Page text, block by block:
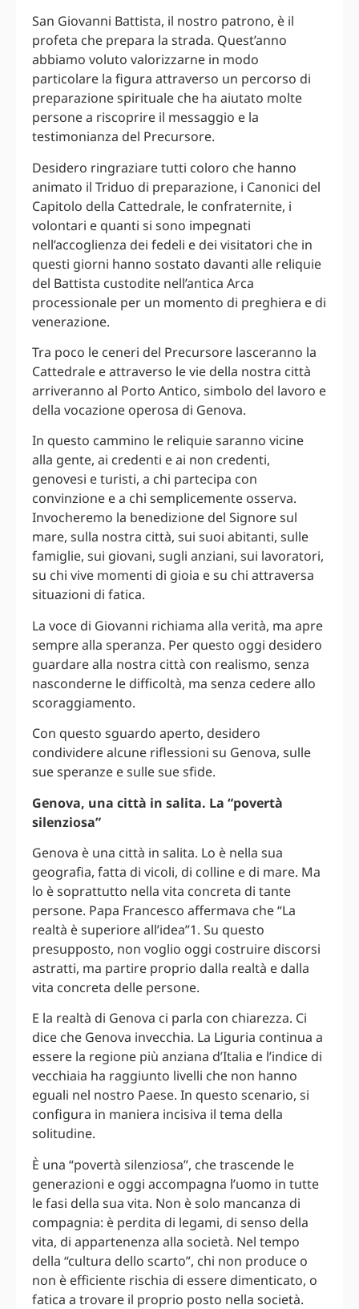
San Giovanni Battista, il nostro patrono, è il
profeta che prepara la strada. Quest’anno
abbiamo voluto valorizzarne in modo
particolare la figura attraverso un percorso di
preparazione spirituale che ha aiutato molte
persone a riscoprire il messaggio e la
testimonianza del Precursore.
Desidero ringraziare tutti coloro che hanno
animato il Triduo di preparazione, i Canonici del
Capitolo della Cattedrale, le confraternite, i
volontari e quanti si sono impegnati
nell’accoglienza dei fedeli e dei visitatori che in
questi giorni hanno sostato davanti alle reliquie
del Battista custodite nell’antica Arca
processionale per un momento di preghiera e di
venerazione.
Tra poco le ceneri del Precursore lasceranno la
Cattedrale e attraverso le vie della nostra città
arriveranno al Porto Antico, simbolo del lavoro e
della vocazione operosa di Genova.
In questo cammino le reliquie saranno vicine
alla gente, ai credenti e ai non credenti,
genovesi e turisti, a chi partecipa con
convinzione e a chi semplicemente osserva.
Invocheremo la benedizione del Signore sul
mare, sulla nostra città, sui suoi abitanti, sulle
famiglie, sui giovani, sugli anziani, sui lavoratori,
su chi vive momenti di gioia e su chi attraversa
situazioni di fatica.
La voce di Giovanni richiama alla verità, ma apre
sempre alla speranza. Per questo oggi desidero
guardare alla nostra città con realismo, senza
nasconderne le difficoltà, ma senza cedere allo
scoraggiamento.
Con questo sguardo aperto, desidero
condividere alcune riflessioni su Genova, sulle
sue speranze e sulle sue sfide.
Genova, una città in salita. La “povertà
silenziosa”
Genova è una città in salita. Lo è nella sua
geografia, fatta di vicoli, di colline e di mare. Ma
lo è soprattutto nella vita concreta di tante
persone. Papa Francesco affermava che “La
realtà è superiore all’idea”1. Su questo
presupposto, non voglio oggi costruire discorsi
astratti, ma partire proprio dalla realtà e dalla
vita concreta delle persone.
E la realtà di Genova ci parla con chiarezza. Ci
dice che Genova invecchia. La Liguria continua a
essere la regione più anziana d’Italia e l’indice di
vecchiaia ha raggiunto livelli che non hanno
eguali nel nostro Paese. In questo scenario, si
configura in maniera incisiva il tema della
solitudine.
È una “povertà silenziosa”, che trascende le
generazioni e oggi accompagna l’uomo in tutte
le fasi della sua vita. Non è solo mancanza di
compagnia: è perdita di legami, di senso della
vita, di appartenenza alla società. Nel tempo
della “cultura dello scarto”, chi non produce o
non è efficiente rischia di essere dimenticato, o
fatica a trovare il proprio posto nella società.